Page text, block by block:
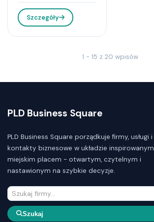
Szczegóły
1 - 15 z 20 wpisów
PLD Business Square
PLD Business Square porządkuje firmy, usługi i
kontakty biznesowe w układzie inspirowanym
miejskim placem - otwartym, czytelnym i
nastawionym na szybkie decyzje.
Szukaj